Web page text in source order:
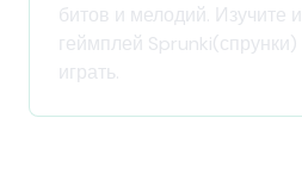
битов и мелодий. Изучите
геймплей
играть.